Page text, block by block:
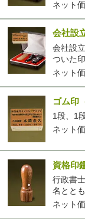
ネット
会社設
会社設
ついた
ネット
ゴム印
1段、1
ネット
資格印
行政書
名とと
ネット